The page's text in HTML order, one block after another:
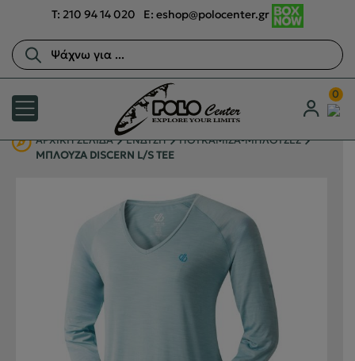
T: 210 94 14 020 E:eshop@polocenter.gr
0
Αναζήτηση
προϊόντων
ΑΡΧΙΚΉ ΣΕΛΊΔΑ ΕΝΔΥΣΗ
ΠΟΥΚΑΜΙΣΑ-ΜΠΛΟΥΖΕΣ
ΜΠΛΟΥΖΑ DISCERN L/S TEE